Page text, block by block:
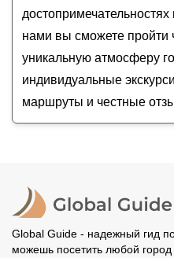
нами вы сможете пройти
уникальную атмосферу
индивидуальные
маршруты и честные
Global Guide - надежный гид
можешь посетить любой город